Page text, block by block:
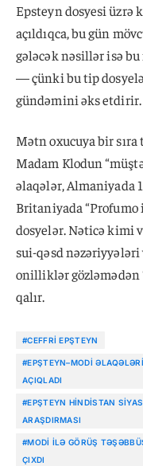
Epsteyn dosyesi
açıldıqca, bu gün
gələcək nəsillər isə
— çünki bu tip
gündəmini əks etdirir.
Mətn oxucuya bir
Madam Klodun
əlaqələr, Almaniyada
Britaniyada “Profumo
dosyelər. Nəticə kimi
sui-qəsd nəzəriyyələri
onilliklər gözləmədən
qalır.
#CEFFRI EPŞTEYN
#EPŞTEYN–MODI
AÇIQLADI
#EPŞTEYN HINDISTAN
ARAŞDIRMASI
#MODI ILƏ GÖRÜŞ
ÇIXDI